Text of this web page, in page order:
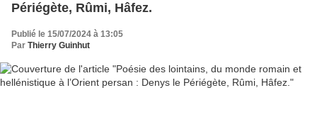
Périégète, Rûmi, Hâfez.
Publié le 15/07/2024 à 13:05
Par Thierry Guinhut